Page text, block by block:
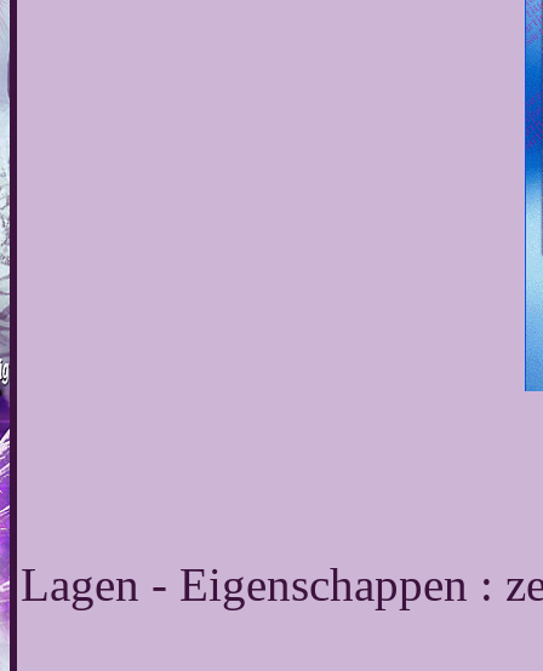
Lagen - Eigenschappen :